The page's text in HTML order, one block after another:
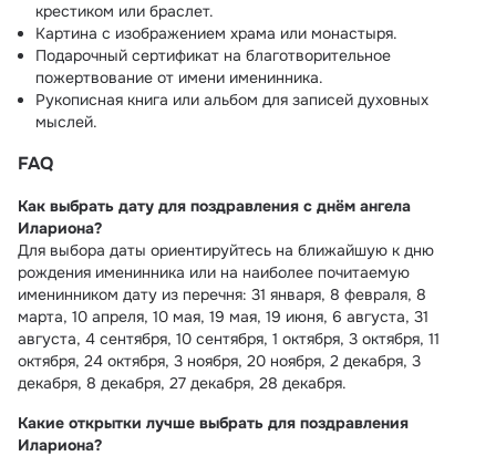
крестиком или браслет.
Картина с изображением храма или монастыря.
Подарочный сертификат на благотворительное
пожертвование от имени именинника.
Рукописная книга или альбом для записей духовных
мыслей.
FAQ
Как выбрать дату для поздравления с днём ангела
Илариона?
Для выбора даты ориентируйтесь на ближайшую к дню
рождения именинника или на наиболее почитаемую
именинником дату из перечня: 31 января, 8 февраля, 8
марта, 10 апреля, 10 мая, 19 мая, 19 июня, 6 августа, 31
августа, 4 сентября, 10 сентября, 1 октября, 3 октября, 11
октября, 24 октября, 3 ноября, 20 ноября, 2 декабря, 3
декабря, 8 декабря, 27 декабря, 28 декабря.
Какие открытки лучше выбрать для поздравления
Илариона?